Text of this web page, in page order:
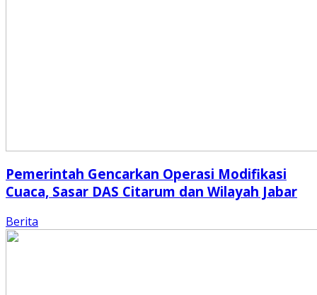
Pemerintah Gencarkan Operasi Modifikasi
Cuaca, Sasar DAS Citarum dan Wilayah Jabar
Berita